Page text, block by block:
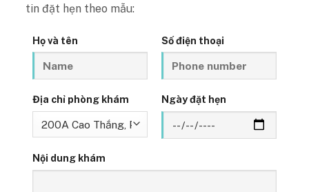
tin đặt hẹn theo mẫu:
Họ và tên Số điện thoại
Địa chỉ phòng khám Ngày đặt hẹn
Nội dung khám